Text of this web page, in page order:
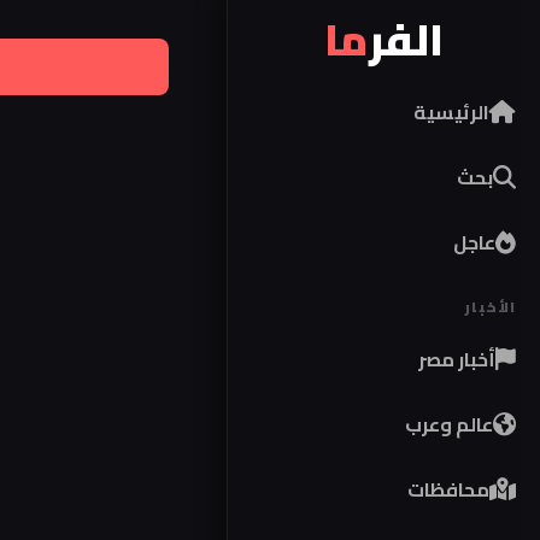
الفرما
الرئيسية
بحث
عاجل
الأخبار
أخبار مصر
عالم وعرب
محافظات